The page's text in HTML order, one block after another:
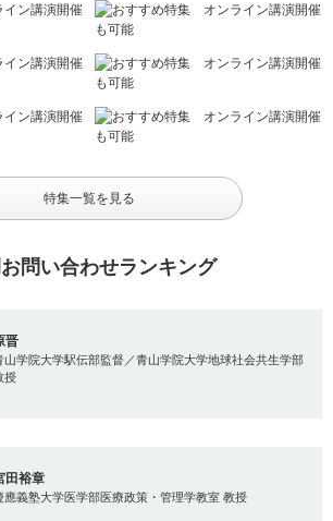
特集一覧を見る
問い合わせランキング
晋
山学院大学駅伝部監督／青山学院大学地球社会共生学部
授
田裕章
應義塾大学医学部医療政策・管理学教室 教授